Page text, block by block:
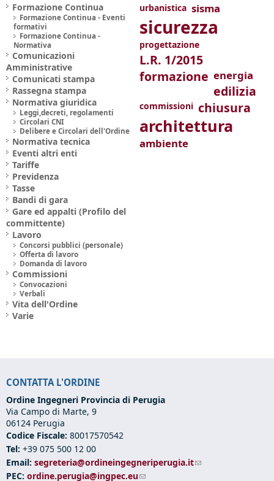
Formazione Continua
Formazione Continua - Eventi
formativi
Formazione Continua -
Normativa
Comunicazioni
Amministrative
Comunicati stampa
Rassegna stampa
Normativa giuridica
Leggi,decreti, regolamenti
Circolari CNI
Delibere e Circolari dell'Ordine
Normativa tecnica
Eventi altri enti
Tariffe
Previdenza
Tasse
Bandi di gara
Gare ed appalti (Profilo del
committente)
Lavoro
Concorsi pubblici (personale)
Offerta di lavoro
Domanda di lavoro
Commissioni
Convocazioni
Verbali
Vita dell'Ordine
Varie
urbanistica sisma
sicurezza
progettazione
L.R. 1/2015
formazione energia
edilizia
commissioni chiusura
architettura
ambiente
CONTATTA L'ORDINE
Ordine Ingegneri Provincia di Perugia
Via Campo di Marte, 9
06124 Perugia
Codice Fiscale: 80017570542
Tel: +39 075 500 12 00
Email: segreteria@ordineingegneriperugia.it(link sends e-mail)
PEC: ordine.perugia@ingpec.eu(link sends e-mail)